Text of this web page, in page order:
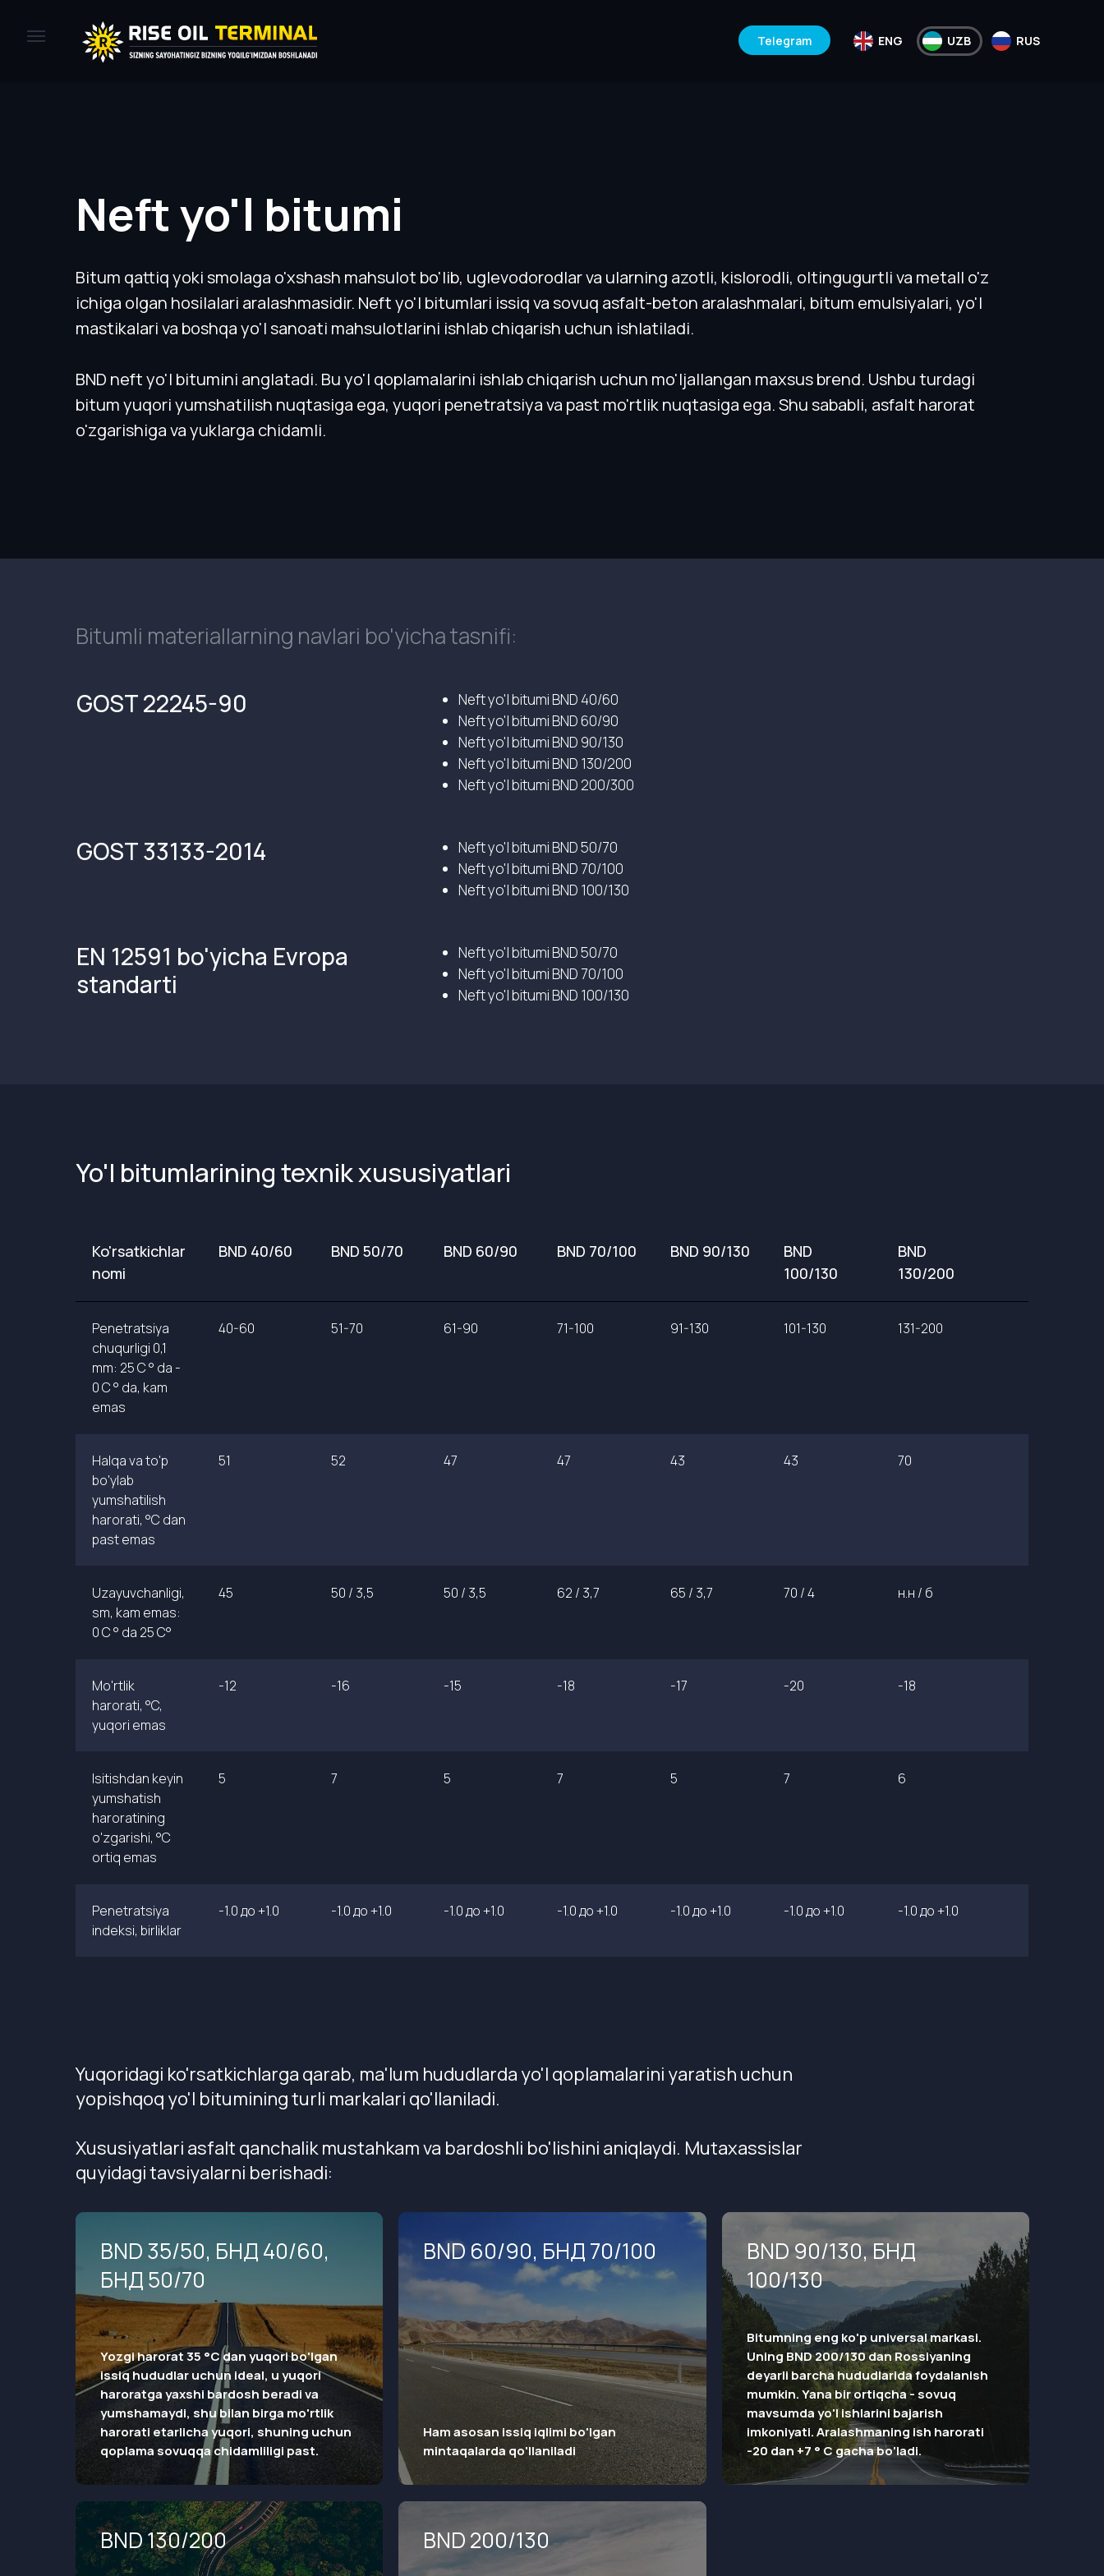
UZB RUS
ENG
Telegram
Neft yo'l bitumi
Bitum qattiq yoki smolaga o'xshash mahsulot bo'lib, uglevodorodlar va ularning azotli, kislorodli, oltingugurtli va metall o'z
ichiga olgan hosilalari aralashmasidir. Neft yo'l bitumlari issiq va sovuq asfalt-beton aralashmalari, bitum emulsiyalari, yo'l
mastikalari va boshqa yo'l sanoati mahsulotlarini ishlab chiqarish uchun ishlatiladi.
BND neft yo'l bitumini anglatadi. Bu yo'l qoplamalarini ishlab chiqarish uchun mo'ljallangan maxsus brend. Ushbu turdagi
bitum yuqori yumshatilish nuqtasiga ega, yuqori penetratsiya va past mo'rtlik nuqtasiga ega. Shu sababli, asfalt harorat
o'zgarishiga va yuklarga chidamli.
Neft yo'l bitumi BND 40/60
Neft yo'l bitumi BND 60/90
Neft yo'l bitumi BND 90/130
Neft yo'l bitumi BND 130/200
Neft yo'l bitumi BND 200/300
Bitumli materiallarning navlari bo'yicha tasnifi:
GOST 22245-90
Neft yo'l bitumi BND 50/70
Neft yo'l bitumi BND 70/100
Neft yo'l bitumi BND 100/130
GOST 33133-2014
Neft yo'l bitumi BND 50/70
Neft yo'l bitumi BND 70/100
Neft yo'l bitumi BND 100/130
EN 12591 bo'yicha Evropa
standarti
Yo'l bitumlarining texnik xususiyatlari
Ko'rsatkichlar
nomi
BND 40/60 BND 50/70 BND 60/90 BND 70/100 BND 90/130
BND
100/130
BND
130/200
Penetratsiya
chuqurligi 0,1
mm: 25 C ° da -
0 C ° da, kam
emas
40-60 51-70 61-90 71-100 91-130 101-130 131-200
Halqa va to'p
bo'ylab
yumshatilish
harorati, °C dan
past emas
51 52 47 47 43 43 70
Uzayuvchanligi,
sm, kam emas:
0 C ° da 25 C°
45 50 / 3,5 50 / 3,5 62 / 3,7 65 / 3,7 70 / 4 н.н / б
Mo'rtlik
harorati, °C,
yuqori emas
-12 -16 -15 -18 -17 -20 -18
Isitishdan keyin
yumshatish
haroratining
o'zgarishi, °C
ortiq emas
5 7 5 7 5 7 6
Penetratsiya
indeksi, birliklar
-1.0 до +1.0 -1.0 до +1.0 -1.0 до +1.0 -1.0 до +1.0 -1.0 до +1.0 -1.0 до +1.0 -1.0 до +1.0
Yuqoridagi ko'rsatkichlarga qarab, ma'lum hududlarda yo'l qoplamalarini yaratish uchun
yopishqoq yo'l bitumining turli markalari qo'llaniladi.
Xususiyatlari asfalt qanchalik mustahkam va bardoshli bo'lishini aniqlaydi. Mutaxassislar
quyidagi tavsiyalarni berishadi:
BND35/50, БНД 40/60,
БНД 50/70
Yozgi harorat 35 °C dan yuqori bo'lgan
issiq hududlar uchun ideal, u yuqori
haroratga yaxshi bardosh beradi va
yumshamaydi, shu bilan birga mo'rtlik
harorati etarlicha yuqori, shuning uchun
qoplama sovuqqa chidamliligi past.
BND 60/90, БНД 70/100
Ham asosan issiq iqlimi bo'lgan
mintaqalarda qo'llaniladi
BND 90/130, БНД
100/130
Bitumning eng ko'p universal markasi.
Uning BND 200/130 dan Rossiyaning
deyarli barcha hududlarida foydalanish
mumkin. Yana bir ortiqcha - sovuq
mavsumda yo'l ishlarini bajarish
imkoniyati. Aralashmaning ish harorati
-20 dan +7 ° C gacha bo'ladi.
BND 130/200 BND 200/130